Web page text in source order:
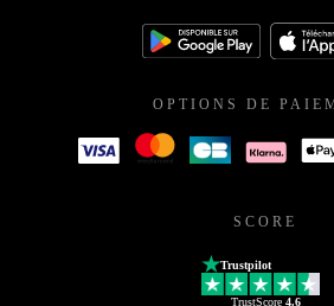
OPTIONS DE
SCORE
Trustpilot
TrustScore 4.6